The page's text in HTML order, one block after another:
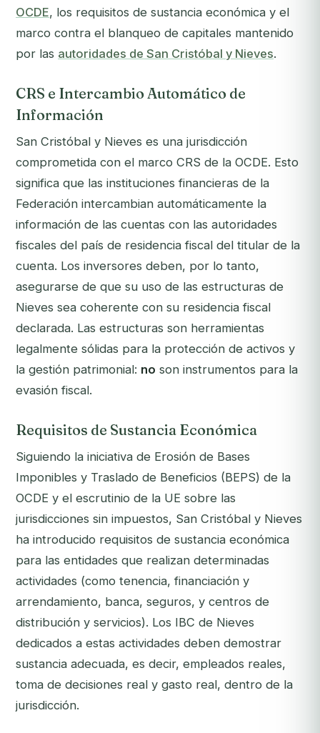
OCDE, los requisitos de sustancia económica y el
marco contra el blanqueo de capitales mantenido
por las autoridades de San Cristóbal y Nieves.
CRS e Intercambio Automático de
Información
San Cristóbal y Nieves es una jurisdicción
comprometida con el marco CRS de la OCDE. Esto
significa que las instituciones financieras de la
Federación intercambian automáticamente la
información de las cuentas con las autoridades
fiscales del país de residencia fiscal del titular de la
cuenta. Los inversores deben, por lo tanto,
asegurarse de que su uso de las estructuras de
Nieves sea coherente con su residencia fiscal
declarada. Las estructuras son herramientas
legalmente sólidas para la protección de activos y
la gestión patrimonial: no son instrumentos para la
evasión fiscal.
Requisitos de Sustancia Económica
Siguiendo la iniciativa de Erosión de Bases
Imponibles y Traslado de Beneficios (BEPS) de la
OCDE y el escrutinio de la UE sobre las
jurisdicciones sin impuestos, San Cristóbal y Nieves
ha introducido requisitos de sustancia económica
para las entidades que realizan determinadas
actividades (como tenencia, financiación y
arrendamiento, banca, seguros, y centros de
distribución y servicios). Los IBC de Nieves
dedicados a estas actividades deben demostrar
sustancia adecuada, es decir, empleados reales,
toma de decisiones real y gasto real, dentro de la
jurisdicción.